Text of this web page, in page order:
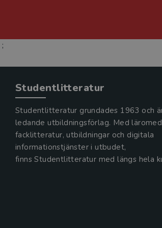
;
Studentlitteratur
Studentlitteratur grundades 1963 och
ledande utbildningsförlag. Med
facklitteratur, utbildningar och digitala
informationstjänster i utbudet,
finns Studentlitteratur med längs hela